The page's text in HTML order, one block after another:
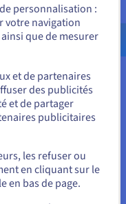
Nous nous adaptons à
et fonctionnalités
activées. Nos
pour aider à
déployez
en toute
les professeurs et
cours particuliers
augmentant la valeur
USD - $
personnalisation :
votre navigation
que de mesurer
et de partenaires
des publicités
et de partager
publicitaires
les refuser ou
en cliquant sur le
en bas de page.